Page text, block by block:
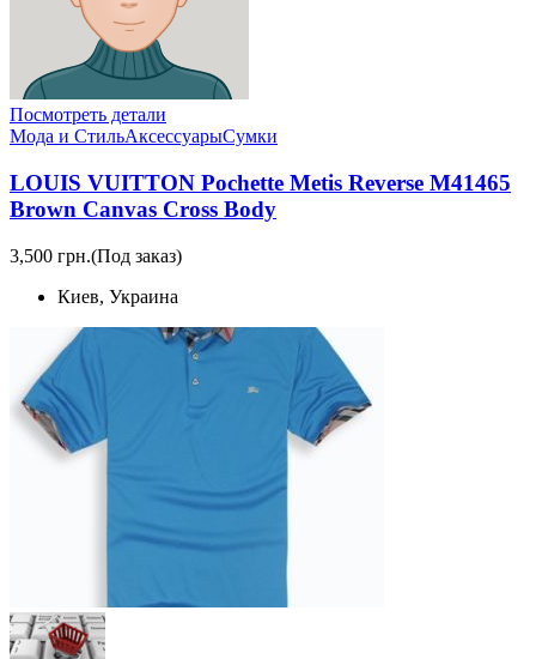
Посмотреть детали
Мода и СтильАксессуарыСумки
LOUIS VUITTON Pochette Metis Reverse M41465
Brown Canvas Cross Body
3,500 грн.(Под заказ)
Киев, Украина